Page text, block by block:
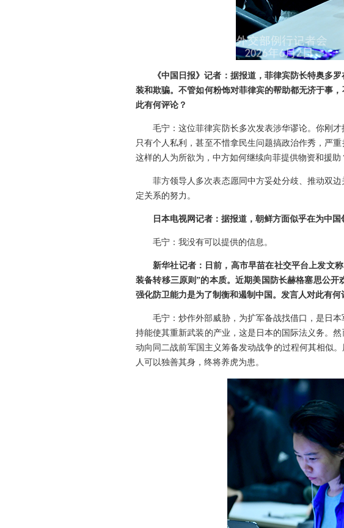
《中国日报》记者：据报道，菲律宾防长特奥多
装和欺骗。不管如何粉饰对菲律宾的帮助都无济于事
此有何评论？
毛宁：这位菲律宾防长多次发表涉华谬论。你刚
只有个人私利，甚至不惜拿民生问题搞政治作秀，严
这样的人为所欲为，中方如何继续向菲提供物资和援
菲方领导人多次表态愿同中方妥处分歧、推动双
定关系的努力。
日本电视网记者：据报道，朝鲜方面似乎在为中
毛宁：我没有可以提供的信息。
新华社记者：日前，高市早苗在社交平台上发文
装备转移三原则”的本质。近期美国防长赫格塞思公
强化防卫能力是为了制衡和遏制中国。发言人对此有何
毛宁：炒作外部威胁，为扩军备战找借口，是日
持能使其重新武装的产业，这是日本的国际法义务。
动向同二战前军国主义筹备发动战争的过程何其相似
人可以独善其身，终将养虎为患。